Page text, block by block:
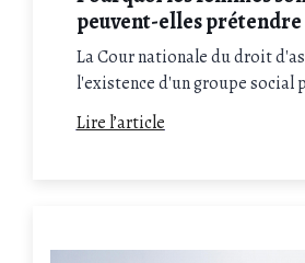
peuvent-elles prétendre
réfugié ?
La Cour nationale du droit
l'existence d'un groupe social
femmes d'origine somalienne.
juridique majeure dont le
Lire l’article